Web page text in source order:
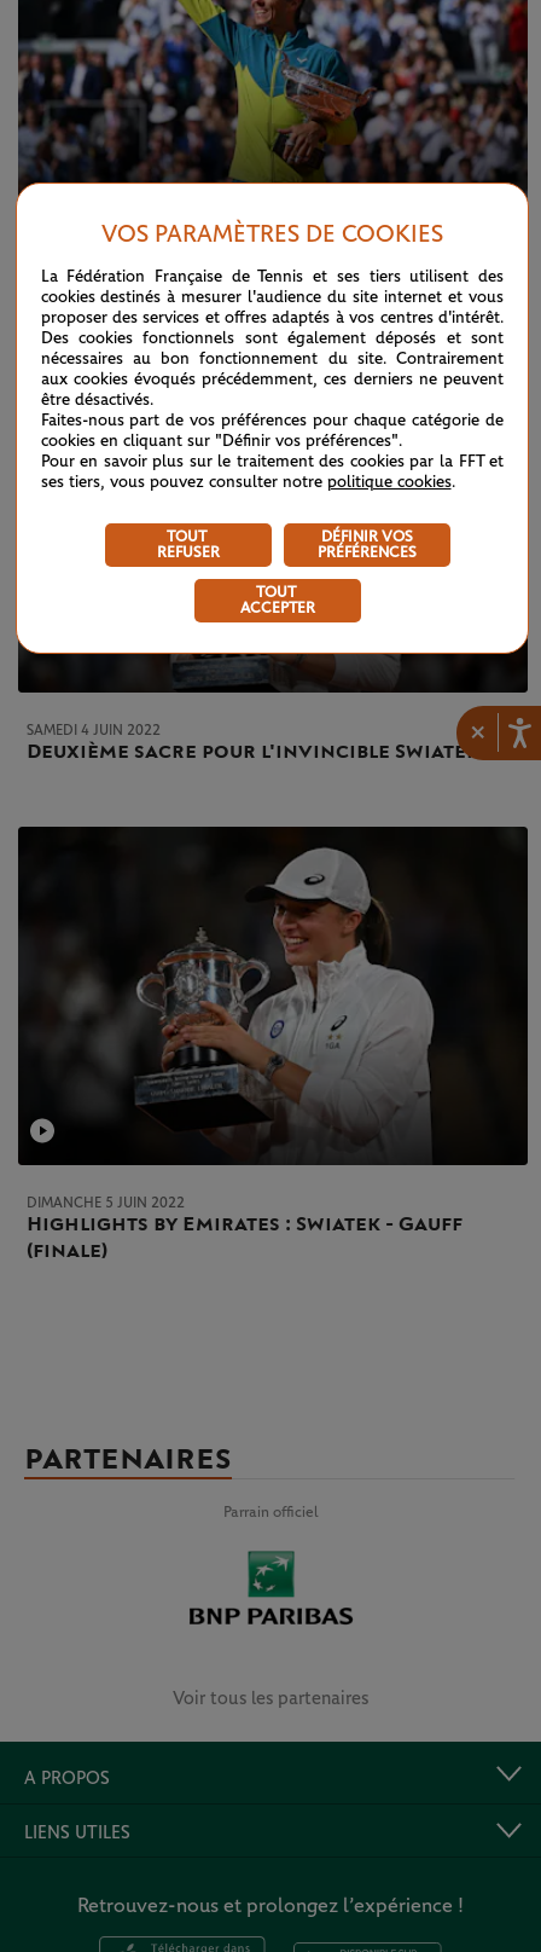
×
Implacable Nadal
SAMEDI 4 JUIN 2022
Deuxième sacre pour l'invincible Swiatek
DIMANCHE 5 JUIN 2022
Highlights by Emirates : Swiatek - Gauff
(finale)
PARTENAIRES
Parrain officiel
Voir tous les partenaires
A PROPOS
LIENS UTILES
Retrouvez-nous et prolongez l’expérience !
VOS PARAMÈTRES DE COOKIES
La Fédération Française de Tennis et ses tiers utilisent des
cookies destinés à mesurer l'audience du site internet et vous
proposer des services et offres adaptés à vos centres d'intérêt.
Des cookies fonctionnels sont également déposés et sont
nécessaires au bon fonctionnement du site. Contrairement
aux cookies évoqués précédemment, ces derniers ne peuvent
être désactivés.
Faites-nous part de vos préférences pour chaque catégorie de
cookies en cliquant sur "Définir vos préférences".
Pour en savoir plus sur le traitement des cookies par la FFT et
ses tiers, vous pouvez consulter notre politique cookies.
TOUT
REFUSER
DÉFINIR VOS
PRÉFÉRENCES
TOUT
ACCEPTER